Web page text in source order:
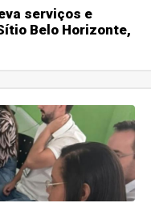
serviços e
Belo Horizonte,